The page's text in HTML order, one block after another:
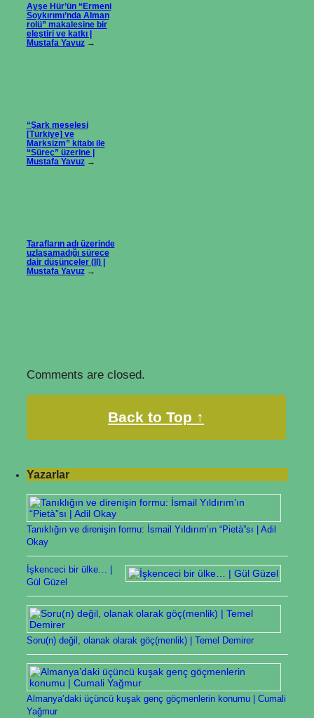
Ayşe Hür’ün “Ermeni
Soykırımı’nda Alman
rolü” makalesine bir
eleştiri ve katkı |
Mustafa Yavuz→
“Şark meselesi
[Türkiye] ve
Marksizm” kitabı ile
“Süreç” üzerine |
Mustafa Yavuz→
Tarafların adı üzerinde
uzlaşamadığı sürece
dair düşünceler (II) |
Mustafa Yavuz→
Comments are closed.
Back to Top ↑
Yazarlar
Tanıklığın ve direnişin formu: İsmail Yıldırım’ın “Pietà”sı | Adil
Okay
İşkenceci bir ülke… |
Gül Güzel
Soru(n) değil, olanak olarak göç(menlik) | Temel Demirer
Almanya’daki üçüncü kuşak genç göçmenlerin konumu | Cumali
Yağmur